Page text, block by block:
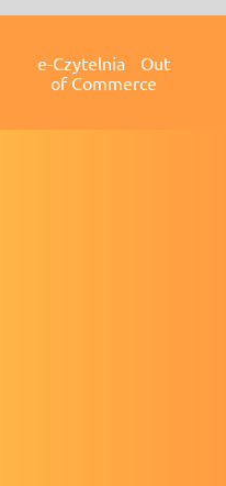
e-Czytelnia Out
of Commerce